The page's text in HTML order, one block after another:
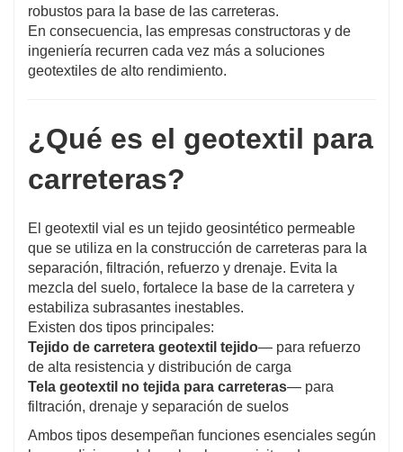
robustos para la base de las carreteras.
En consecuencia, las empresas constructoras y de
ingeniería recurren cada vez más a soluciones
geotextiles de alto rendimiento.
¿Qué es el geotextil para
carreteras?
El geotextil vial es un tejido geosintético permeable
que se utiliza en la construcción de carreteras para la
separación, filtración, refuerzo y drenaje. Evita la
mezcla del suelo, fortalece la base de la carretera y
estabiliza subrasantes inestables.
Existen dos tipos principales:
Tejido de carretera geotextil tejido— para refuerzo
de alta resistencia y distribución de carga
Tela geotextil no tejida para carreteras— para
filtración, drenaje y separación de suelos
Ambos tipos desempeñan funciones esenciales según